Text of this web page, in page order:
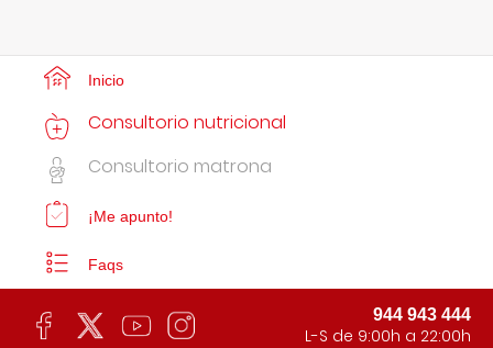
Inicio
Consultorio nutricional
Consultorio matrona
¡Me apunto!
Faqs
944 943 444
L-S de 9:00h a 22:00h